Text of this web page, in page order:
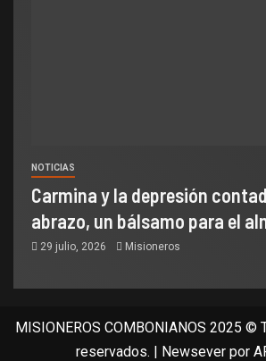
NOTICIAS
Carmina y la depresión
abrazo, un bálsamo para el
29 julio, 2026 Misioneros
MISIONEROS COMBONIANOS 2025 ©
reservados. | Newsever por